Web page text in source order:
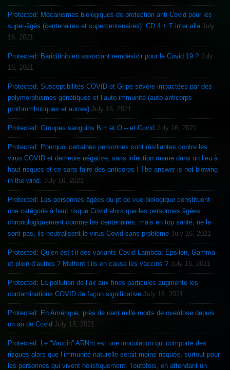
Protected: Mécanismes biologiques de protection anti-Covid pour les
super-âgés (centenaires et supercentenaires): CD 4 + T inter alia July
16, 2021
Protected: Baricitinib en associant remdesivir pour le Covid 19 ? July
16, 2021
Protected: Susceptibilités COVID et Gripe sévère impactées par des
polymorphismes génétiques et l’auto-immunité (auto-anticorps
prothrombotiques et autres) July 16, 2021
Protected: Groupes sanguins B + et O – et Covid July 16, 2021
Protected: Pourquoi certaines personnes sont résiliantes contre les
virus COVID et demeure négative, sans infection meme dans un lieu à
haut risques et ce sans faire des anticorps ! The answer is not blowing
in the wind. July 16, 2021
Protected: Les personnes âgées du pt de vue biologique constituent
une catégorie à haut risque Covid alors que les personnes âgées
chronologiquement comme les centenaires, mais en top santé, ne le
sont pas, ils neutralisent le virus Covid sans problème July 16, 2021
Protected: Qu’en est t’il des variants Covid Lambda, Epsilon, Gamma
et plein d’autres ? Mettent t’ils en cause les vaccins ? July 16, 2021
Protected: La pollution de l’air aux fines particules augmente les
contaminations COVID de façon significative July 16, 2021
Protected: En Amérique, près de cent mille morts de overdose depuis
un an de Covid July 15, 2021
Protected: Le “Vaccin” ARNm est une inoculation qui comporte des
risques alors que l’immunité naturelle serait moins risquée, surtout pour
les personnes qui vivent holistiquement. Toutefois, en attendant un